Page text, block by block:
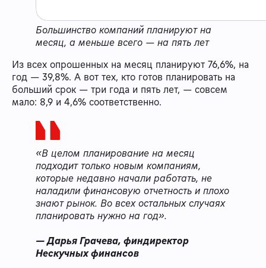
Большинство компаний планируют на
месяц, а меньше всего — на пять лет
Из всех опрошенных на месяц планируют 76,6%, на
год — 39,8%. А вот тех, кто готов планировать на
больший срок — три года и пять лет, — совсем
мало: 8,9 и 4,6% соответственно.
«В целом планирование на месяц
подходит только новым компаниям,
которые недавно начали работать, не
наладили финансовую отчетность и плохо
знают рынок. Во всех остальных случаях
планировать нужно на год».
— Дарья Грачева, финдиректор
Нескучных финансов